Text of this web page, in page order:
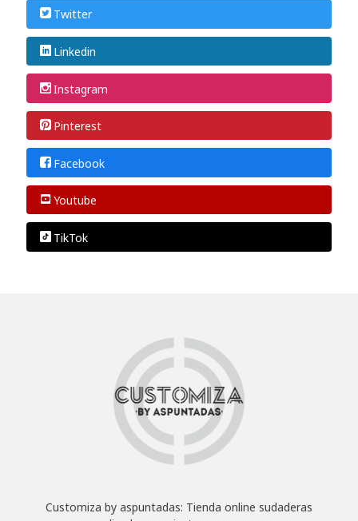
Twitter
Linkedin
Instagram
Pinterest
Facebook
Youtube
TikTok
Customiza by aspuntadas: Tienda online sudaderas